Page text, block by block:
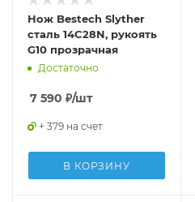
Нож Bestech Slyther
сталь 14C28N, рукоять
G10 прозрачная
Достаточно
7 590 ₽/шт
+ 379 на счет
В КОРЗИНУ